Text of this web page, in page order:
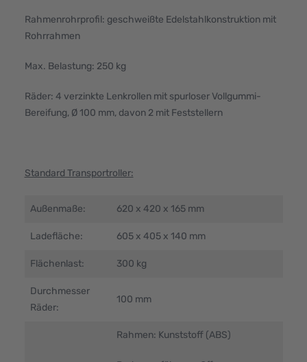
Rahmenrohrprofil: geschweißte Edelstahlkonstruktion mit
Rohrrahmen
Max. Belastung: 250 kg
Räder: 4 verzinkte Lenkrollen mit spurloser Vollgummi-
Bereifung, Ø 100 mm, davon 2 mit Feststellern
Standard Transportroller:
Außenmaße: 620 x 420 x 165 mm
Ladefläche: 605 x 405 x 140 mm
Flächenlast: 300 kg
Durchmesser
Räder:
100 mm
Rahmen: Kunststoff (ABS)